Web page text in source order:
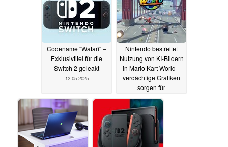
Codename "Watari" –
Exklusivtitel für die
Switch 2 geleakt
12.05.2025
Nintendo bestreitet
Nutzung von KI-Bildern
in Mario Kart World –
verdächtige Grafiken
sorgen für
Diskussionen10.05.2025